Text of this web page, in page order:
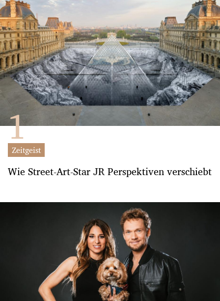
Zeitgeist
Wie Street-Art-Star JR Perspektiven verschiebt